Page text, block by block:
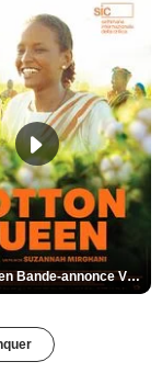
Cotton Queen Bande-annonce VO STFR